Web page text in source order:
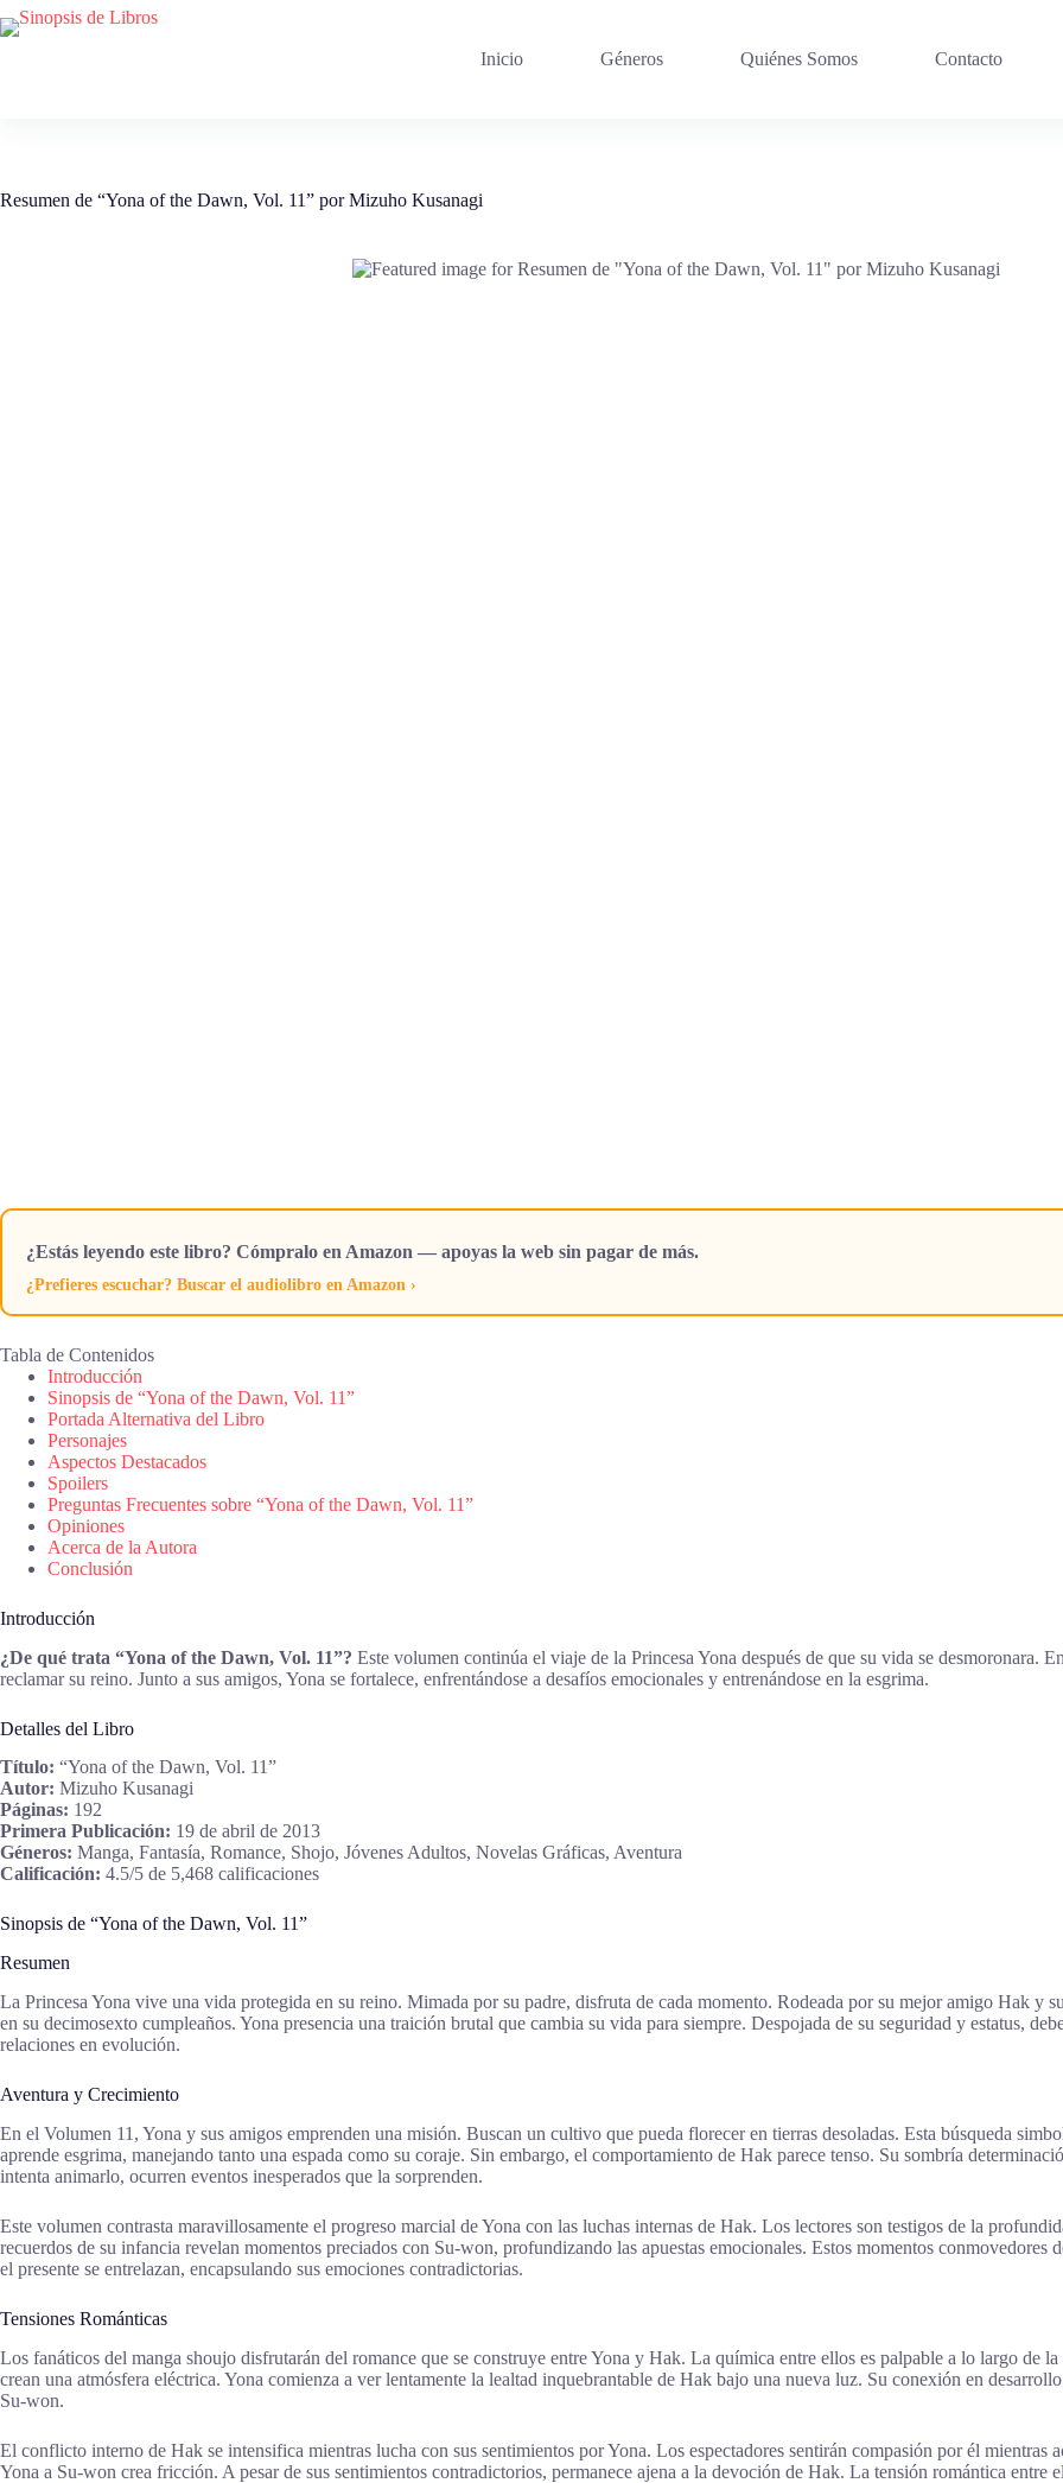
Saltar
al
Inicio Géneros Quiénes Somos Contacto
Resumen de “Yona of the Dawn, Vol. 11” por Mizuho Kusanagi
¿Estás leyendo este libro? Cómpralo en Amazon — apoyas la web sin pagar de más.
¿Prefieres escuchar? Buscar el audiolibro en Amazon ›
Tabla de Contenidos
Introducción
Sinopsis de “Yona of the Dawn, Vol. 11”
Portada Alternativa del Libro
Personajes
Aspectos Destacados
Spoilers
Preguntas Frecuentes sobre “Yona of the Dawn, Vol. 11”
Opiniones
Acerca de la Autora
Conclusión
Introducción
¿De qué trata “Yona of the Dawn, Vol. 11”? Este volumen continúa el viaje de la Princesa Yona después de que su vida se desmoronara.
reclamar su reino. Junto a sus amigos, Yona se fortalece, enfrentándose a desafíos emocionales y entrenándose en la esgrima.
Detalles del Libro
Título: “Yona of the Dawn, Vol. 11”
Autor: Mizuho Kusanagi
Páginas: 192
Primera Publicación: 19 de abril de 2013
Géneros: Manga, Fantasía, Romance, Shojo, Jóvenes Adultos, Novelas Gráficas, Aventura
Calificación: 4.5/5 de 5,468 calificaciones
Sinopsis de “Yona of the Dawn, Vol. 11”
Resumen
La Princesa Yona vive una vida protegida en su reino. Mimada por su padre, disfruta de cada momento. Rodeada por su mejor amigo Hak y
en su decimosexto cumpleaños. Yona presencia una traición brutal que cambia su vida para siempre. Despojada de su seguridad y estatus,
relaciones en evolución.
Aventura y Crecimiento
En el Volumen 11, Yona y sus amigos emprenden una misión. Buscan un cultivo que pueda florecer en tierras desoladas. Esta búsqueda
aprende esgrima, manejando tanto una espada como su coraje. Sin embargo, el comportamiento de Hak parece tenso. Su sombría
intenta animarlo, ocurren eventos inesperados que la sorprenden.
Este volumen contrasta maravillosamente el progreso marcial de Yona con las luchas internas de Hak. Los lectores son testigos de la
recuerdos de su infancia revelan momentos preciados con Su-won, profundizando las apuestas emocionales. Estos momentos conmovedores
el presente se entrelazan, encapsulando sus emociones contradictorias.
Tensiones Románticas
Los fanáticos del manga shoujo disfrutarán del romance que se construye entre Yona y Hak. La química entre ellos es palpable a lo largo de
crean una atmósfera eléctrica. Yona comienza a ver lentamente la lealtad inquebrantable de Hak bajo una nueva luz. Su conexión en
Su-won.
El conflicto interno de Hak se intensifica mientras lucha con sus sentimientos por Yona. Los espectadores sentirán compasión por él mientras
Yona a Su-won crea fricción. A pesar de sus sentimientos contradictorios, permanece ajena a la devoción de Hak. La tensión romántica entre